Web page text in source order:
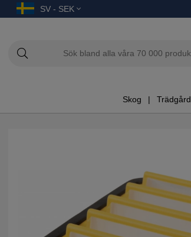
SV - SEK
Skog Trädgård